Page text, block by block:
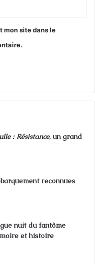
mon site dans le
: Résistance, un grand
reconnues
nuit du fantôme
et histoire